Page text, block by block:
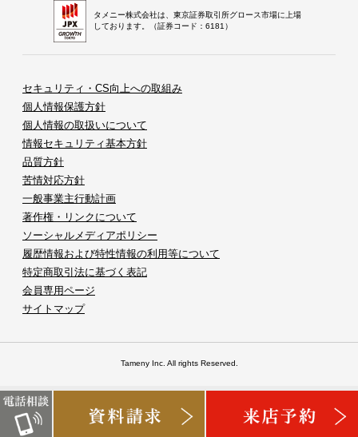
タメニー株式会社は、東京証券取引所グロース市場に上場
しております。（証券コード：6181）
セキュリティ・CS向上への取組み
個人情報保護方針
個人情報の取扱いについて
情報セキュリティ基本方針
品質方針
苦情対応方針
一般事業主行動計画
著作権・リンクについて
ソーシャルメディアポリシー
履歴情報および特性情報の利用等について
特定商取引法に基づく表記
会員専用ページ
サイトマップ
Tameny Inc. All rights Reserved.